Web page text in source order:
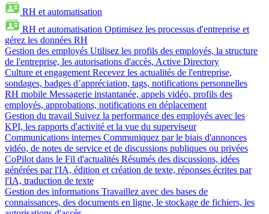
RH et automatisation
RH et automatisation Optimisez les processus d'entreprise et
gérez les données RH
Gestion des employés Utilisez les profils des employés, la structure
de l'entreprise, les autorisations d'accès, Active Directory
Culture et engagement Recevez les actualités de l'entreprise,
sondages, badges d’appréciation, tags, notifications personnelles
RH mobile Messagerie instantanée, appels vidéo, profils des
employés, approbations, notifications en déplacement
Gestion du travail Suivez la performance des employés avec les
KPI, les rapports d'activité et la vue du superviseur
Communications internes Communiquez par le biais d'annonces
vidéo, de notes de service et de discussions publiques ou privées
CoPilot dans le Fil d'actualités Résumés des discussions, idées
générées par l'IA, édition et création de texte, réponses écrites par
l'IA, traduction de texte
Gestion des informations Travaillez avec des bases de
connaissances, des documents en ligne, le stockage de fichiers, les